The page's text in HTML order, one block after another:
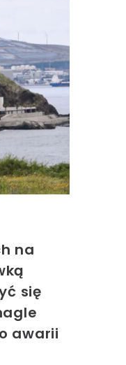
na
się
awarii